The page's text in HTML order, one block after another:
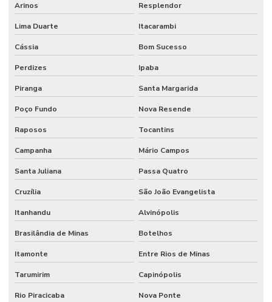
Arinos Resplendor
Lima Duarte Itacarambi
Cássia Bom Sucesso
Perdizes Ipaba
Piranga Santa Margarida
Poço Fundo Nova Resende
Raposos Tocantins
Campanha Mário Campos
Santa Juliana Passa Quatro
Cruzília São João Evangelista
Itanhandu Alvinópolis
Brasilândia de Minas Botelhos
Itamonte Entre Rios de Minas
Tarumirim Capinópolis
Rio Piracicaba Nova Ponte